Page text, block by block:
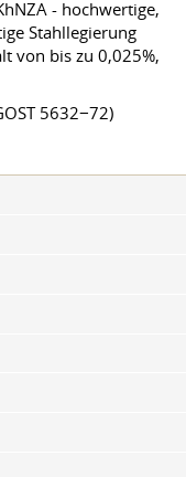
- hochwertige,
Stahllegierung
von bis zu 0,025%,
5632−72)